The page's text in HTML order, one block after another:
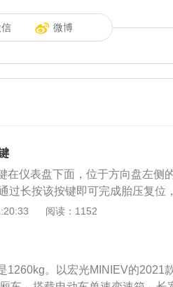
微博
在仪表盘下面，位于方向盘左侧
过长按该按键即可完成胎压复位
方法：首先打开点火开关，长按
故障灯熄灭，胎压复位就完成了
。2、如果检查汽车轮胎发现轮
阅读：1152
1260kg。以宏光MINIEV的2021